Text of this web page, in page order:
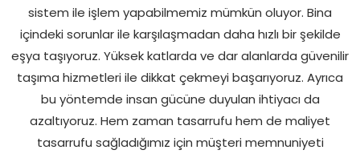
sistem ile işlem yapabilmemiz mümkün oluyor. Bina
içindeki sorunlar ile karşılaşmadan daha hızlı bir şekilde
eşya taşıyoruz. Yüksek katlarda ve dar alanlarda güvenilir
taşıma hizmetleri ile dikkat çekmeyi başarıyoruz. Ayrıca
bu yöntemde insan gücüne duyulan ihtiyacı da
azaltıyoruz. Hem zaman tasarrufu hem de maliyet
tasarrufu sağladığımız için müşteri memnuniyeti